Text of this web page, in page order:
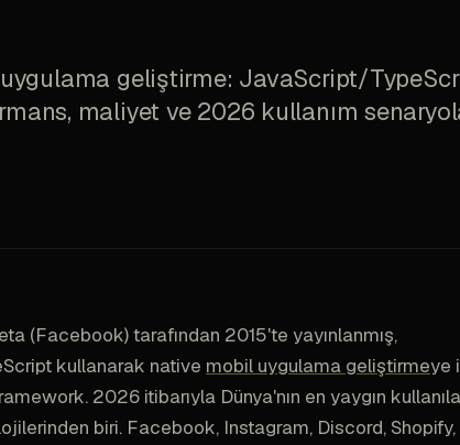
geliştirme: JavaScript/
maliyet ve 2026 kullanım
(Facebook) tarafından 2015'te yayınlanmış,
kullanarak native mobil uygulama geliştirmeye
2026 itibarıyla Dünya'nın en yaygın
biri. Facebook, Instagram, Discord,